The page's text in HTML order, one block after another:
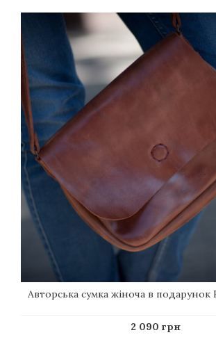
Авторська сумка жіноча в
2 090 грн